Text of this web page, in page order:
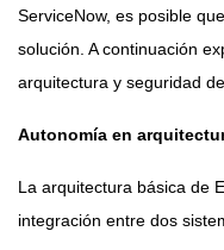
ServiceNow, es posible
solución. A continuación
arquitectura y seguridad
Autonomía en
La arquitectura básica de
integración entre dos